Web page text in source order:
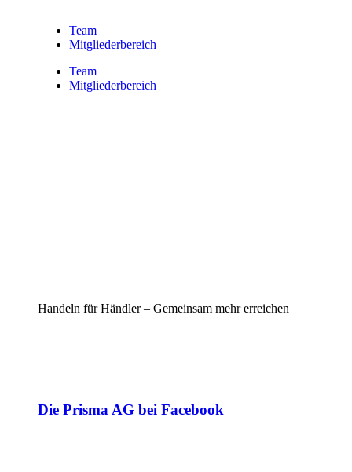
Team
Mitgliederbereich
Team
Mitgliederbereich
Handeln für Händler – Gemeinsam mehr erreichen
Die Prisma AG bei Facebook